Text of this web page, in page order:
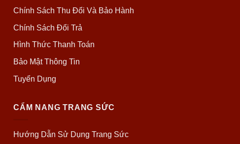
Chính Sách Thu Đổi Và Bảo Hành
Chính Sách Đổi Trả
Hình Thức Thanh Toán
Bảo Mật Thông Tin
Tuyển Dụng
CẨM NANG TRANG SỨC
Hướng Dẫn Sử Dụng Trang Sức